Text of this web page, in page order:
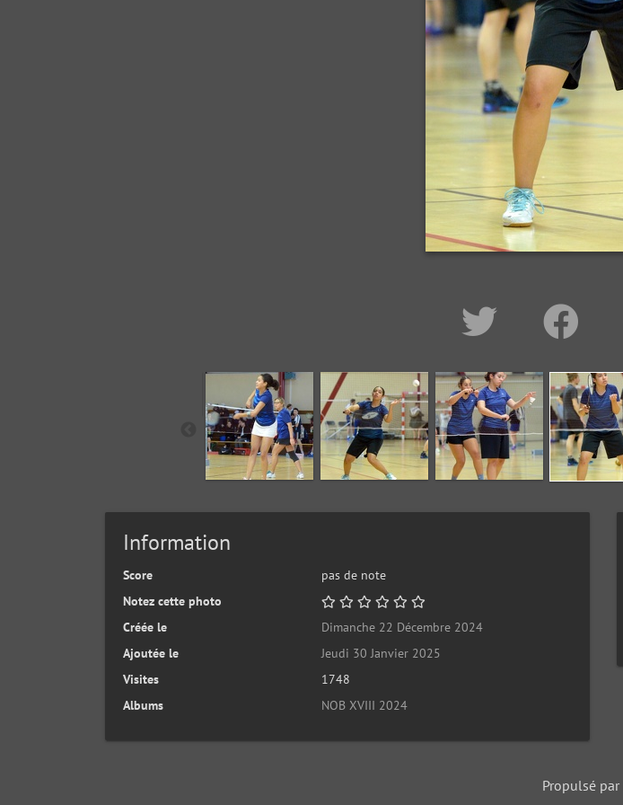
Information
Score
pas de note
Notez cette photo
Créée le
Dimanche 22 Décembre 2024
Ajoutée le
Jeudi 30 Janvier 2025
Visites
1748
Albums
NOB XVIII 2024
Propulsé par